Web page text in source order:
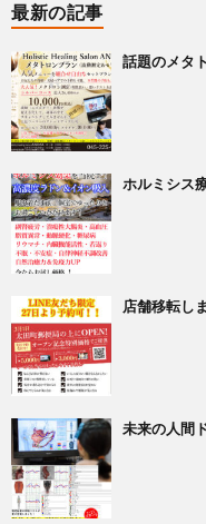
最新の記事
話題のメタ
ホルミシス
店舗移転し
未来の人間